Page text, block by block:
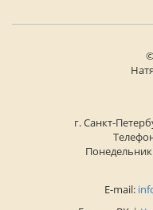
г. Санкт-
Понедельник
E-mail: